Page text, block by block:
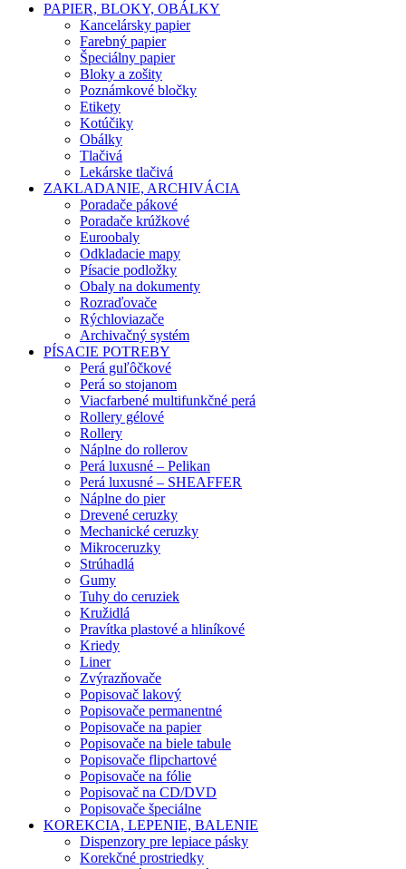
PAPIER, BLOKY, OBÁLKY
Kancelársky papier
Farebný papier
Špeciálny papier
Bloky a zošity
Poznámkové bločky
Etikety
Kotúčiky
Obálky
Tlačivá
Lekárske tlačivá
ZAKLADANIE, ARCHIVÁCIA
Poradače pákové
Poradače krúžkové
Euroobaly
Odkladacie mapy
Písacie podložky
Obaly na dokumenty
Rozraďovače
Rýchloviazače
Archivačný systém
PÍSACIE POTREBY
Perá guľôčkové
Perá so stojanom
Viacfarbené multifunkčné perá
Rollery gélové
Rollery
Náplne do rollerov
Perá luxusné – Pelikan
Perá luxusné – SHEAFFER
Náplne do pier
Drevené ceruzky
Mechanické ceruzky
Mikroceruzky
Strúhadlá
Gumy
Tuhy do ceruziek
Kružidlá
Pravítka plastové a hliníkové
Kriedy
Liner
Zvýrazňovače
Popisovač lakový
Popisovače permanentné
Popisovače na papier
Popisovače na biele tabule
Popisovače flipchartové
Popisovače na fólie
Popisovač na CD/DVD
Popisovače špeciálne
KOREKCIA, LEPENIE, BALENIE
Dispenzory pre lepiace pásky
Korekčné prostriedky